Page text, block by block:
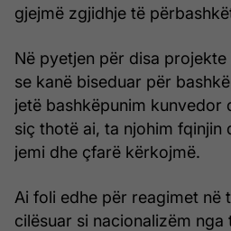
gjejmë zgjidhje të
Në pyetjen për disa
se kanë biseduar për
jetë bashkëpunim kunvedor
siç thotë ai, ta njohim fqinjin
jemi dhe çfarë kërkojmë.
Ai foli edhe për reagimet në
cilësuar si nacionalizëm